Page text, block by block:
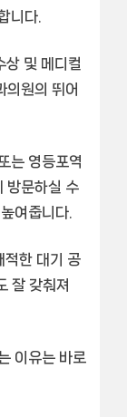
니다.
상 및 메디컬
의원의 뛰어
는 영등포역
방문하실 수
여줍니다.
적한 대기 공
잘 갖춰져
이유는 바로